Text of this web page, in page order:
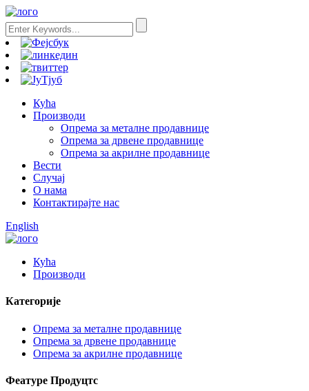
Кућа
Производи
Опрема за металне продавнице
Опрема за дрвене продавнице
Опрема за акрилне продавнице
Вести
Случај
О нама
Контактирајте нас
English
Кућа
Производи
Категорије
Опрема за металне продавнице
Опрема за дрвене продавнице
Опрема за акрилне продавнице
Феатуре Продуцтс